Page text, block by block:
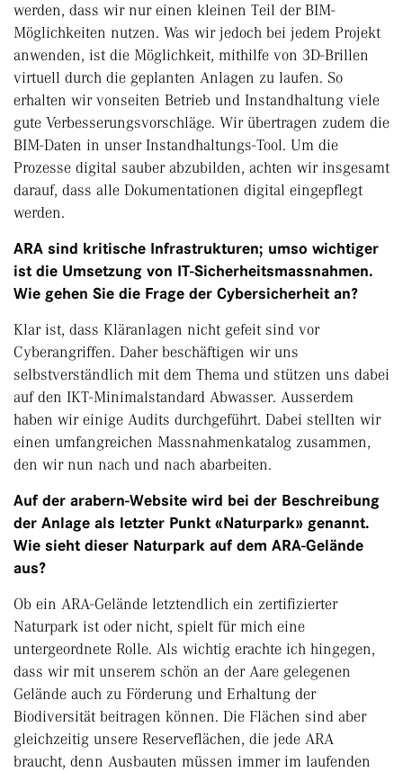
werden, dass wir nur einen kleinen Teil der BIM-
Möglichkeiten nutzen. Was wir jedoch bei jedem Projekt
anwenden, ist die Möglichkeit, mithilfe von 3D-Brillen
virtuell durch die geplanten Anlagen zu laufen. So
erhalten wir vonseiten Betrieb und Instandhaltung viele
gute Verbesserungsvorschläge. Wir übertragen zudem die
BIM-Daten in unser Instandhaltungs-Tool. Um die
Prozesse digital sauber abzubilden, achten wir insgesamt
darauf, dass alle Dokumentationen digital eingepflegt
werden.
ARA sind kritische Infrastrukturen; umso wichtiger
ist die Umsetzung von IT-Sicherheitsmassnahmen.
Wie gehen Sie die Frage der Cybersicherheit an?
Klar ist, dass Kläranlagen nicht gefeit sind vor
Cyberangriffen. Daher beschäftigen wir uns
selbstverständlich mit dem Thema und stützen uns dabei
auf den IKT-Minimalstandard Abwasser. Ausserdem
haben wir einige Audits durchgeführt. Dabei stellten wir
einen umfangreichen Massnahmenkatalog zusammen,
den wir nun nach und nach abarbeiten.
Auf der arabern-Website wird bei der Beschreibung
der Anlage als letzter Punkt «Naturpark» genannt.
Wie sieht dieser Naturpark auf dem ARA-Gelände
aus?
Ob ein ARA-Gelände letztendlich ein zertifizierter
Naturpark ist oder nicht, spielt für mich eine
untergeordnete Rolle. Als wichtig erachte ich hingegen,
dass wir mit unserem schön an der Aare gelegenen
Gelände auch zu Förderung und Erhaltung der
Biodiversität beitragen können. Die Flächen sind aber
gleichzeitig unsere Reserveflächen, die jede ARA
braucht, denn Ausbauten müssen immer im laufenden